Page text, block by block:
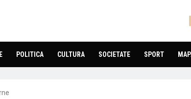
POLITICA CULTURA SOCIETATE SPORT